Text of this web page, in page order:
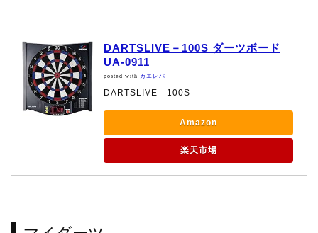
DARTSLIVE－100S ダーツボード
UA-0911
posted with カエレバ
DARTSLIVE－100S
Amazon
楽天市場